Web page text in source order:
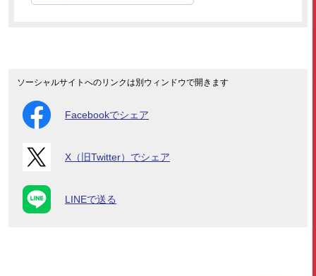
ソーシャルサイトへのリンクは別ウィンドウで開きます
Facebookでシェア
X（旧Twitter）でシェア
LINEで送る